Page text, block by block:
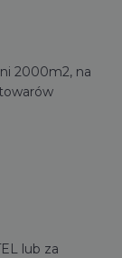
2000m2, na
lub za